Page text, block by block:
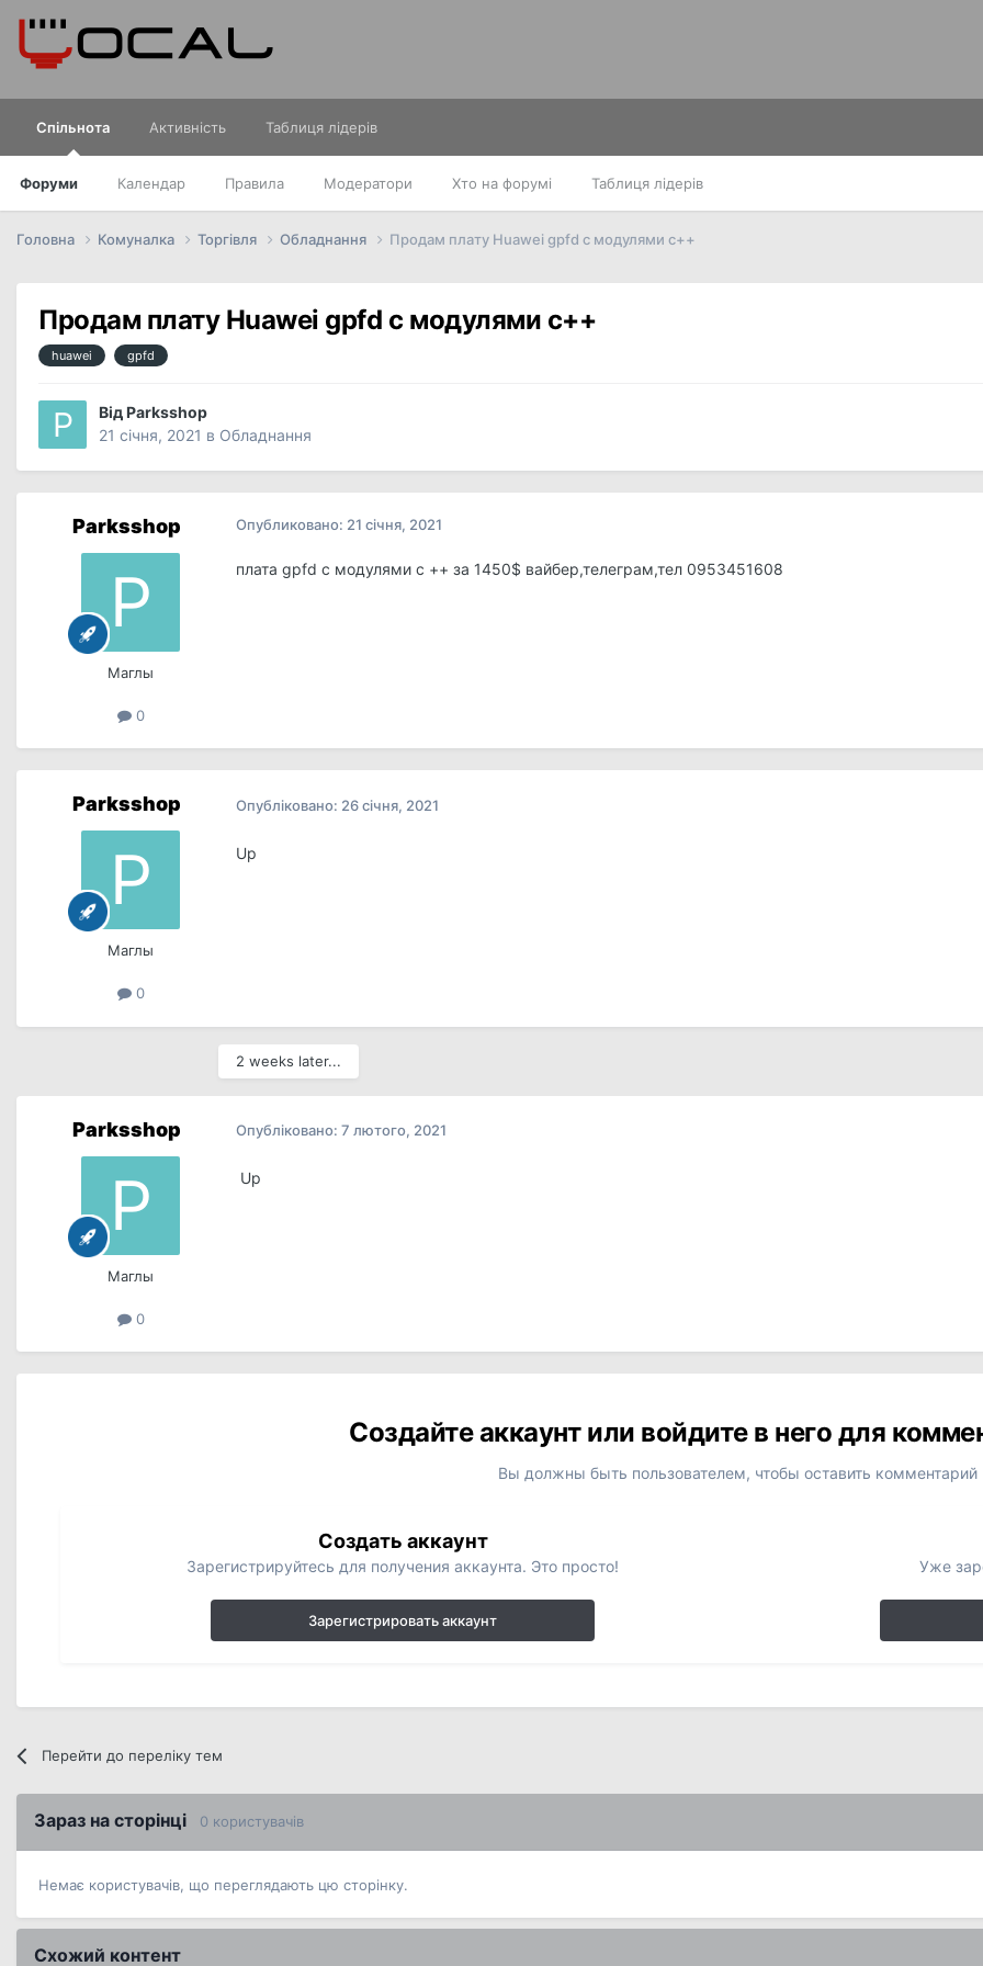
Спільнота
Форуми Календар Правила Модератори Хто на форумі Таблиця лідерів
Активність Таблиця лідерів
Головна Комуналка Торгівля Обладнання Продам плату Huawei gpfd с модулями с ++
Продам плату Huawei gpfd с модулями с ++
huawei gpfd
ВідParksshop
21 січня, 2021 в Обладнання
Parksshop
Маглы
0
Опубликовано: 21 січня, 2021
плата gpfd с модулями с ++ за 1450$ вайбер,телеграм,тел 0953451608
Parksshop
Маглы
0
Опубліковано: 26 січня, 2021
Up
2 weeks later...
Parksshop
Маглы
0
Опубліковано: 7 лютого, 2021
Up
Создайте аккаунт или войдите в него для
Вы должны быть пользователем, чтобы оставить комментарий
Создать аккаунт
Зарегистрируйтесь для получения аккаунта. Это просто!
Зарегистрировать аккаунт
Уже
Перейти до переліку тем
Зараз на сторінці 0 користувачів
Немає користувачів, що переглядають цю сторінку.
Схожий контент